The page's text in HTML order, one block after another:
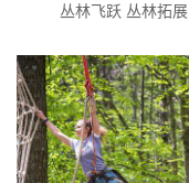
丛林飞跃 丛林拓展